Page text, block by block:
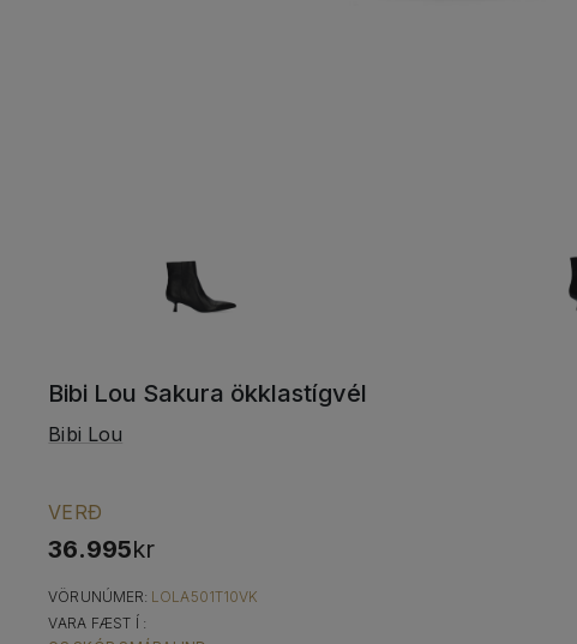
Bibi Lou Sakura ökklastígvél
Bibi Lou
VERÐ
36.995kr
VÖRUNÚMER: LOLA501T10VK
VARA FÆST Í :